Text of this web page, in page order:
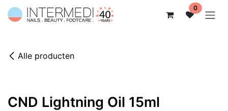
Overslaan naar inhoud 0
Alle producten
CND Lightning Oil 15ml